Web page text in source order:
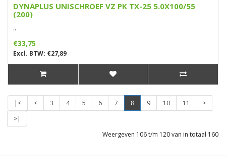
DYNAPLUS UNISCHROEF VZ PK TX-25 5.0X100/55
(200)
..
€33,75
Excl. BTW: €27,89
|< < 3 4 5 6 7 8 9 10 11
>
>|
Weergeven 106 t/m 120 van in totaal 160